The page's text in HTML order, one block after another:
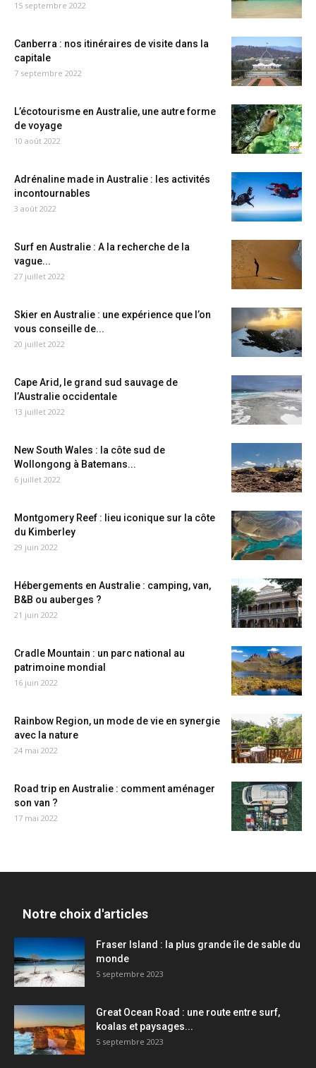
15 septembre 2022
Canberra : nos itinéraires de visite dans la
capitale
7 septembre 2022
L’écotourisme en Australie, une autre forme
de voyage
10 août 2022
Adrénaline made in Australie : les activités
incontournables
3 août 2022
Surf en Australie : A la recherche de la
vague...
27 juillet 2022
Skier en Australie : une expérience que l’on
vous conseille de...
20 juillet 2022
Cape Arid, le grand sud sauvage de
l’Australie occidentale
13 juillet 2022
New South Wales : la côte sud de
Wollongong à Batemans...
6 juillet 2022
Montgomery Reef : lieu iconique sur la côte
du Kimberley
29 juin 2022
Hébergements en Australie : camping, van,
B&B ou auberges ?
21 juin 2022
Cradle Mountain : un parc national au
patrimoine mondial
16 juin 2022
Rainbow Region, un mode de vie en synergie
avec la nature
24 mai 2022
Road trip en Australie : comment aménager
son van ?
17 mai 2022
Notre choix d'articles
Fraser Island : la plus grande île de sable du
monde
5 septembre 2023
Great Ocean Road : une route entre surf,
koalas et paysages...
5 septembre 2023